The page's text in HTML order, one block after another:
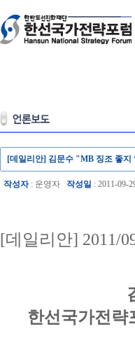
[데일리안] 김문수 "MB 징조 좋지
작성자: 운영자 작성일 : 2011-09-
[데일리안] 2011/
한선국가전략